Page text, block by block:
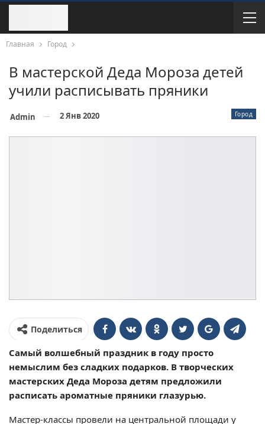
Главная Город
В мастерской Деда Мороза детей
учили расписывать пряники
Город
Admin 2 Янв 2020
Поделиться
Самый волшебный праздник в году просто
немыслим без сладких подарков. В творческих
мастерских Деда Мороза детям предложили
расписать ароматные пряники глазурью.
Мастер-классы провели на центральной площади у